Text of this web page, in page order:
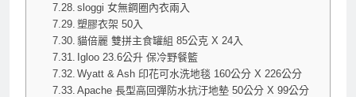
sloggi 女無鋼圈內衣兩入
塑膠衣架 50入
貓倍麗 雙拼主食罐組 85公克 X 24入
Igloo 23.6公升 保冷野餐籃
Wyatt & Ash 印花可水洗地毯 160公分 X 226公分
Apache 長型高回彈防水抗汙地墊 50公分 X 99公分